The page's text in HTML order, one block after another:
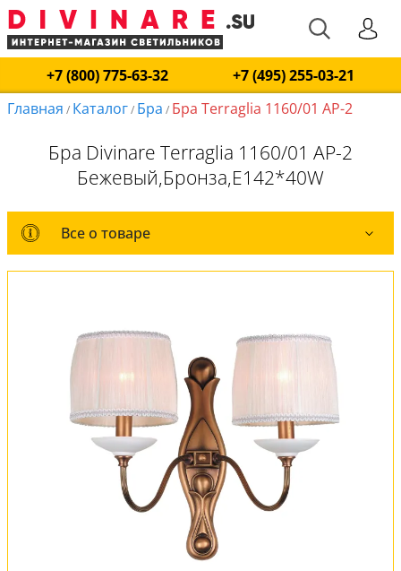
+7 (800) 775-63-32
+7 (495) 255-03-21
Главная / Каталог/ Бра / Бра Terraglia 1160/01 AP-2
Бра Divinare Terraglia 1160/01 AP-2
Бежевый,Бронза,E142*40W
Все о товаре
Все о товаре
Вся коллекция
Оплата и доставка
Обмен и возврат
Установка